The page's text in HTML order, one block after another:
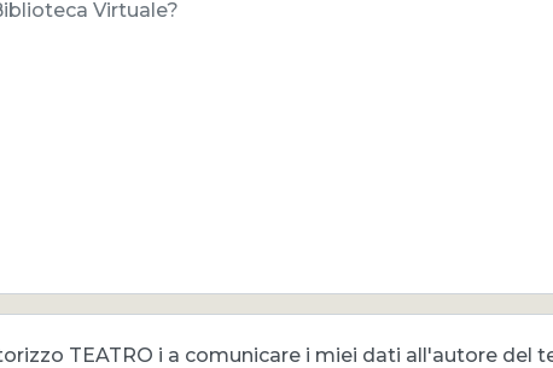
TEATRO i a comunicare i miei dati all'autore del